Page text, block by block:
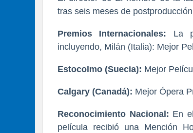
tras seis meses de
Premios Internacionales:
La
incluyendo, Milán (Italia): Mejor
Estocolmo (Suecia): Mejor
Calgary (Canadá): Mejor Ópera
Reconocimiento Nacional: En
película recibió una Mención